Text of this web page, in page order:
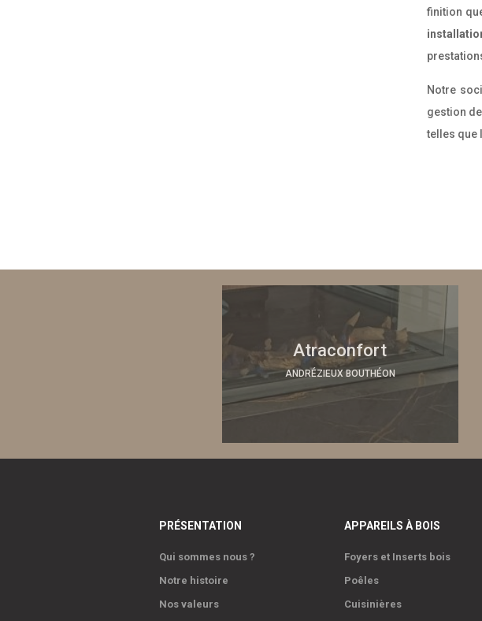
finition
Notre
gestion
telles que
Atraconfort
ANDRÉZIEUX BOUTHÉON
PRÉSENTATION
Qui sommes nous ?
Notre histoire
Nos valeurs
APPAREILS À BOIS
Foyers et Inserts bois
Poêles
Cuisinières